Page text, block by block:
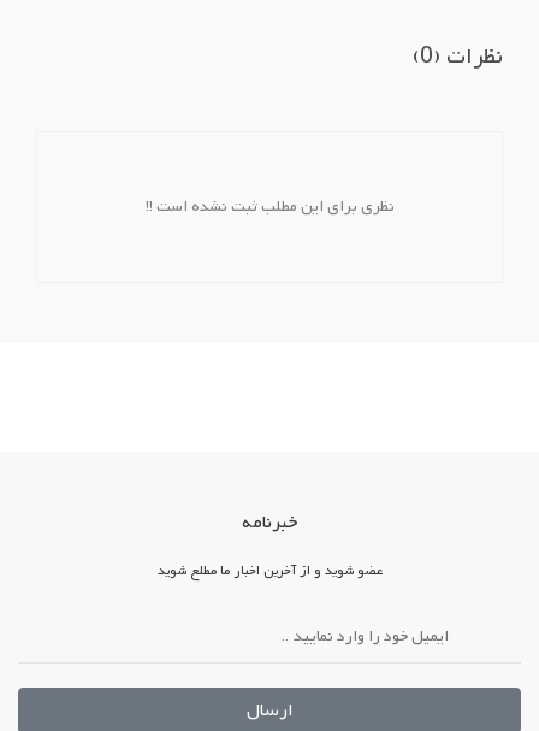
نظرات (0)
نظری برای این مطلب ثبت نشده است !!
خبرنامه
عضو شوید و از آخرین اخبار ما مطلع شوید
ارسال